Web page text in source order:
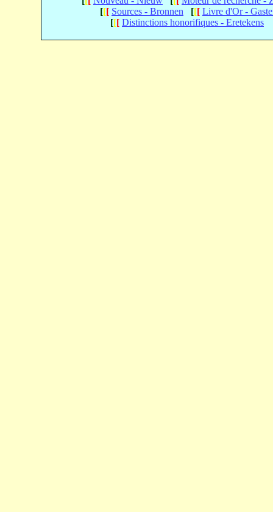
[[[ Sources - Bronnen [[[ Livre d'Or -
[[[ Distinctions honorifiques - Eretekens